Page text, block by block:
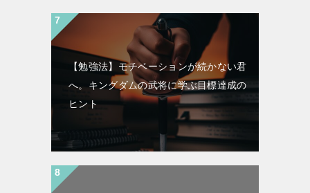
【勉強法】モチベーションが続かない君
へ。キングダムの武将に学ぶ目標達成の
ヒント